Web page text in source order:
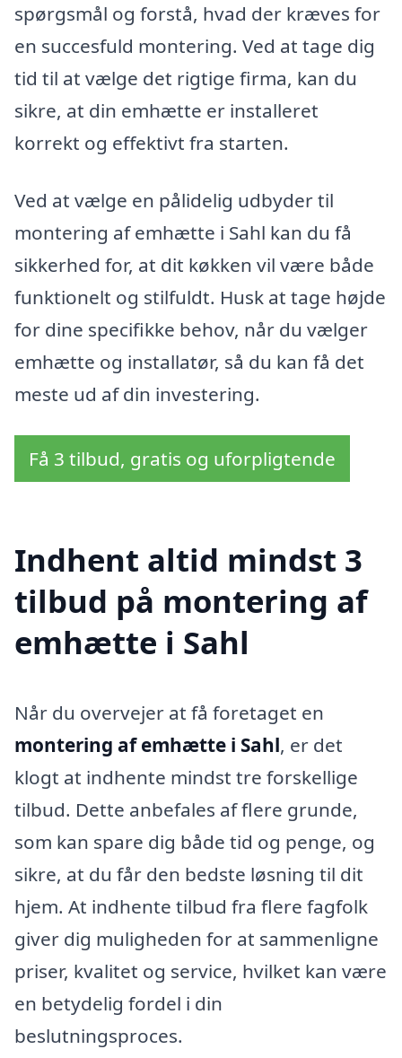
spørgsmål og forstå, hvad der kræves for
en succesfuld montering. Ved at tage dig
tid til at vælge det rigtige firma, kan du
sikre, at din emhætte er installeret
korrekt og effektivt fra starten.
Ved at vælge en pålidelig udbyder til
montering af emhætte i Sahl kan du få
sikkerhed for, at dit køkken vil være både
funktionelt og stilfuldt. Husk at tage højde
for dine specifikke behov, når du vælger
emhætte og installatør, så du kan få det
meste ud af din investering.
Få 3 tilbud, gratis og uforpligtende
Indhent altid mindst 3
tilbud på montering af
emhætte i Sahl
Når du overvejer at få foretaget en
montering af emhætte i Sahl, er det
klogt at indhente mindst tre forskellige
tilbud. Dette anbefales af flere grunde,
som kan spare dig både tid og penge, og
sikre, at du får den bedste løsning til dit
hjem. At indhente tilbud fra flere fagfolk
giver dig muligheden for at sammenligne
priser, kvalitet og service, hvilket kan være
en betydelig fordel i din
beslutningsproces.